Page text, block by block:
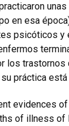
en esa
psicóticos y
los trastornos
práctica está
evidences
of illness of